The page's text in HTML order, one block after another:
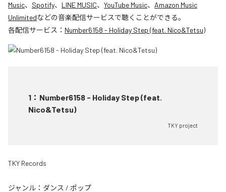
Music、 Spotify、 LINE MUSIC、 YouTube Music、 Amazon Music
Unlimitedなどの音楽配信サービスで聴くことができる。
各配信サービス： Number6158 - Holiday Step (feat. Nico&Tetsu)
1 ： Number6158 - Holiday Step (feat.
Nico&Tetsu)
TKY project
TKY Records
ジャンル： ダンス / ポップ